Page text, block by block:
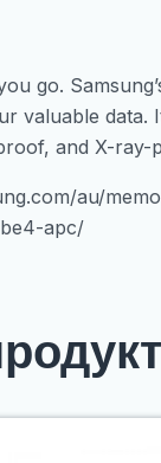
go.
valuable
and X-
au/
apc/